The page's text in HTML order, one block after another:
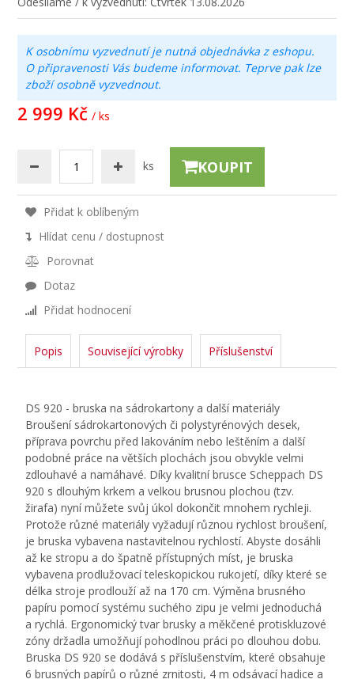
K osobnímu vyzvednutí je nutná objednávka z eshopu.
O připravenosti Vás budeme informovat. Teprve pak lze
zboží osobně vyzvednout.
2 999 Kč / ks
ks KOUPIT
Přidat k oblíbeným
Hlídat cenu / dostupnost
Porovnat
Dotaz
Přidat hodnocení
Popis Související výrobky Příslušenství
DS 920 - bruska na sádrokartony a další materiály
Broušení sádrokartonových či polystyrénových desek,
příprava povrchu před lakováním nebo leštěním a další
podobné práce na větších plochách jsou obvykle velmi
zdlouhavé a namáhavé. Díky kvalitní brusce Scheppach DS
920 s dlouhým krkem a velkou brusnou plochou (tzv.
žirafa) nyní můžete svůj úkol dokončit mnohem rychleji.
Protože různé materiály vyžadují různou rychlost broušení,
je bruska vybavena nastavitelnou rychlostí. Abyste dosáhli
až ke stropu a do špatně přístupných míst, je bruska
vybavena prodlužovací teleskopickou rukojetí, díky které se
délka stroje prodlouží až na 170 cm. Výměna brusného
papíru pomocí systému suchého zipu je velmi jednoduchá
a rychlá. Ergonomický tvar brusky a měkčené protiskluzové
zóny držadla umožňují pohodlnou práci po dlouhou dobu.
Bruska DS 920 se dodává s příslušenstvím, které obsahuje
6 brusných papírů o různé zrnitosti, 4 m odsávací hadice a